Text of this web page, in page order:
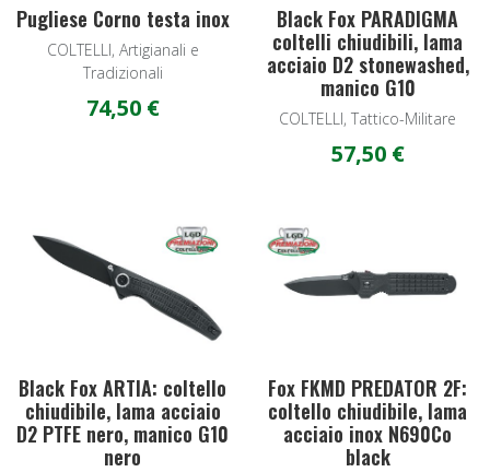
Pugliese Corno testa inox
COLTELLI, Artigianali e
Tradizionali
74,50 €
Black Fox PARADIGMA
coltelli chiudibili, lama
acciaio D2 stonewashed,
manico G10
COLTELLI, Tattico-Militare
57,50 €
Add to Wishlist
Quick View
Black Fox ARTIA: coltello
chiudibile, lama acciaio
D2 PTFE nero, manico G10
nero
Fox FKMD PREDATOR 2F:
coltello chiudibile, lama
acciaio inox N690Co
black